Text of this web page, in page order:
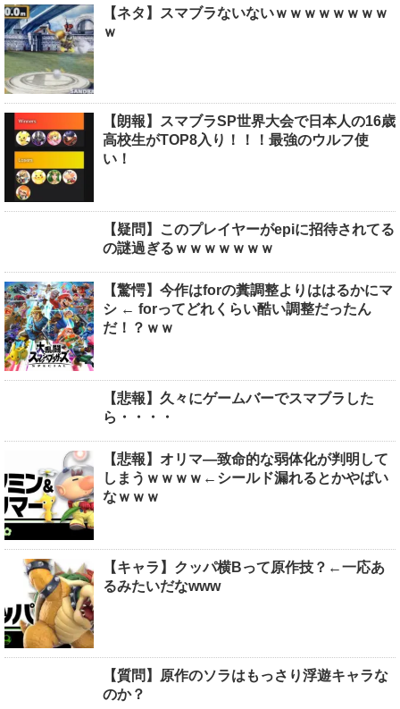
【ネタ】スマブラないないｗｗｗｗｗｗｗｗ
ｗ
【朗報】スマブラSP世界大会で日本人の16歳
高校生がTOP8入り！！！最強のウルフ使
い！
【疑問】このプレイヤーがepiに招待されてる
の謎過ぎるｗｗｗｗｗｗｗ
【驚愕】今作はforの糞調整よりははるかにマ
シ ← forってどれくらい酷い調整だったん
だ！？ｗｗ
【悲報】久々にゲームバーでスマブラした
ら・・・・
【悲報】オリマ―致命的な弱体化が判明して
しまうｗｗｗｗ←シールド漏れるとかやばい
なｗｗｗ
【キャラ】クッパ横Bって原作技？←一応あ
るみたいだなwww
【質問】原作のソラはもっさり浮遊キャラな
のか？